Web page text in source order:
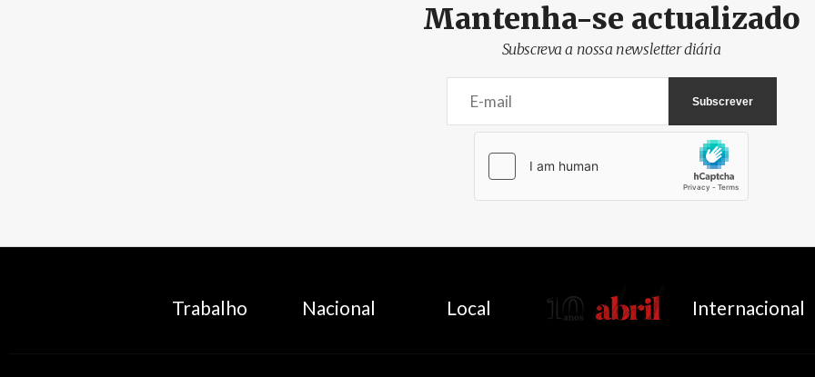
Mantenha-se actualizado
Subscreva a nossa newsletter diária
Trabalho Nacional Local AbrilAbril Internacional